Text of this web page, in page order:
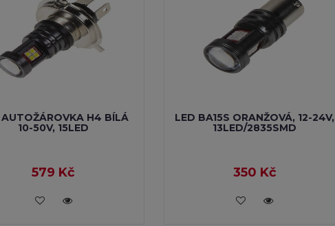
AUTOŽÁROVKA H4 BÍLÁ
10-50V, 15LED
579 Kč
VLOŽIT DO KOŠÍKU
LED BA15S ORANŽOVÁ, 12-24V,
13LED/2835SMD
350 Kč
VLOŽIT DO KOŠÍKU